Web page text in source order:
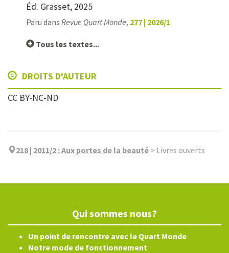
Éd. Grasset, 2025
Paru dans Revue Quart Monde, 277 | 2026/1
Tous les textes...
DROITS D'AUTEUR
CC BY-NC-ND
218 | 2011/2 :Aux portes de la beauté > Livres ouverts
Qui sommes nous?
Un point de rencontre avec le Quart Monde
Notre mode de fonctionnement